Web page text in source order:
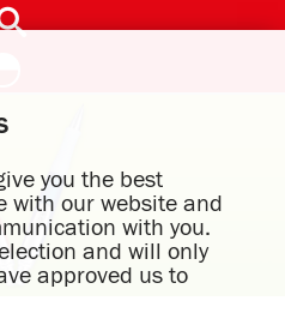
you the best
with our website and
with you.
and will only
approved us to